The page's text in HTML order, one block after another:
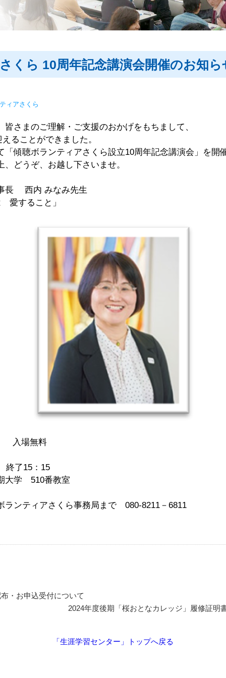
くら 10周年記念講演会開催のお知ら
ィアさくら
さまのご理解・ご支援のおかげをもちまして、
ることができました。
「傾聴ボランティアさくら設立10周年記念講演会」を開
どうぞ、お越し下さいませ。
西内 みなみ先生
すること」
） 入場無料
15：15
学 510番教室
ランティアさくら事務局まで 080-8211－6811
・お申込受付について
2024年度後期「桜おとなカレッジ」履修証明
「生涯学習センター」トップへ戻る